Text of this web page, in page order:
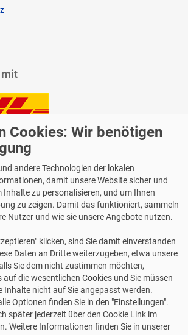
mit
an Packstationen und Postfilialen
Zahlung über Paypal
Jahre Gewährleistung
Bilder und das Layout sind urheberrechtlich
nicht ohne ausdrückliche, schriftliche
weiterverwendet werden.
- Avery Zweckform Fachshop - Avery
10 Prüfplaketten-Etiketten, Ø 30 mm, weiß
Cookies: Wir benötigen
andere Technologien der lokalen
damit unsere Website sicher und
zu personalisieren, und um Ihnen
zu zeigen. Damit das funktioniert, sammeln
Nutzer und wie sie unsere Angebote nutzen.
klicken, sind Sie damit einverstanden
Daten an Dritte weiterzugeben, etwa unsere
Sie dem nicht zustimmen möchten,
auf die wesentlichen Cookies und Sie müssen
Inhalte nicht auf Sie angepasst werden.
Optionen finden Sie in den "Einstellungen".
später jederzeit über den Cookie Link im
Weitere Informationen finden Sie in unserer